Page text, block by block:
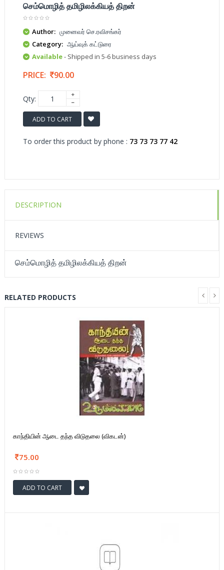
செம்மொழித் தமிழிலக்கியத் திறன்
Author: முனைவர் செ.ரவிசங்கர்
Category: ஆய்வுக் கட்டுரை
Available- Shipped in 5-6 business days
PRICE: 90.00
Qty:
ADD TO CART
To order this product by phone : 73 73 73 77 42
DESCRIPTION
REVIEWS
செம்மொழித் தமிழிலக்கியத் திறன்
RELATED PRODUCTS
காந்தியின் ஆடை தந்த விடுதலை (விகடன்)
75.00
ADD TO CART